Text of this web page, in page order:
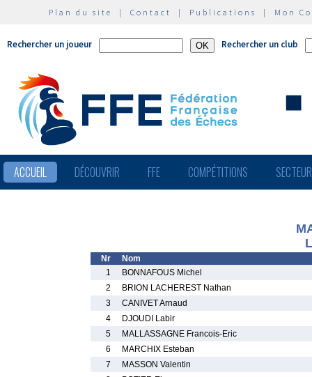
Plan du site | Contact | Publications | Mon
Rechercher un joueur Rechercher un club
ACCUEIL DÉCOUVRIR FFE COMPÉTITIONS
Nr
Nom
1
BONNAFOUS Michel
2
BRION LACHEREST Nathan
3
CANIVET Arnaud
4
DJOUDI Labir
5
MALLASSAGNE Francois-Eric
6
MARCHIX Esteban
7
MASSON Valentin